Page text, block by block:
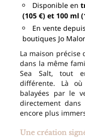
Disponible en
(105 €) et 100 ml
En vente depuis
boutiques Jo
La maison précise
dans la même
Sea Salt, tout
différente. Là
balayées par le
directement dans
encore plus
Une création